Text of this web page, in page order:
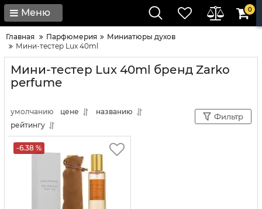
Меню 0
Главная Парфюмерия
Миниатюры духов
Мини-тестер Lux 40ml
Мини-тестер Lux 40ml бренд Zarko
perfume
умолчанию цене
названию
рейтингу
Фильтр
-6.38 %